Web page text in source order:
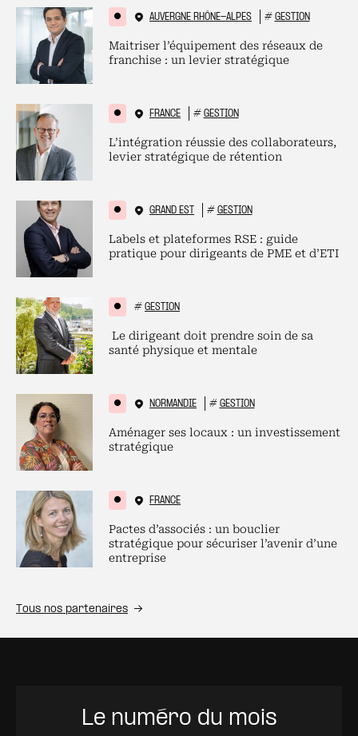
AUVERGNE RHÔNE-ALPES # GESTION
Maitriser l’équipement des réseaux de
franchise : un levier stratégique
FRANCE # GESTION
L’intégration réussie des collaborateurs,
levier stratégique de rétention
GRAND EST # GESTION
Labels et plateformes RSE : guide
pratique pour dirigeants de PME et d’ETI
# GESTION
Le dirigeant doit prendre soin de sa
santé physique et mentale
NORMANDIE # GESTION
Aménager ses locaux : un investissement
stratégique
FRANCE
Pactes d’associés : un bouclier
stratégique pour sécuriser l’avenir d’une
entreprise
Tous nos partenaires
Le numéro du mois